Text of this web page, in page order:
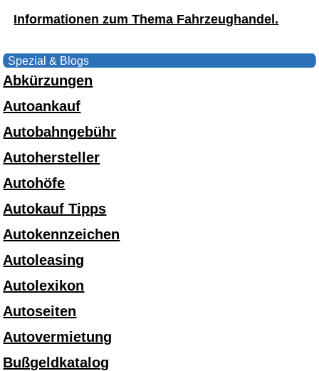
Informationen zum Thema Fahrzeughandel.
Spezial & Blogs
Abkürzungen
Autoankauf
Autobahngebühr
Autohersteller
Autohöfe
Autokauf Tipps
Autokennzeichen
Autoleasing
Autolexikon
Autoseiten
Autovermietung
Bußgeldkatalog